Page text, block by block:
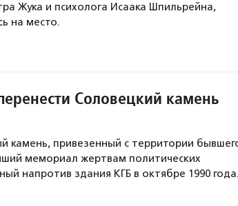
Жука и психолога Исаака Шпильрейна,
на место.
Соловецкий камень
камень, привезенный с территории
мемориал жертвам политических
напротив здания КГБ в октябре 1990